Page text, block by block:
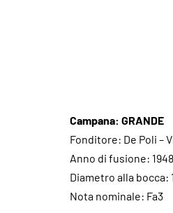
Campana: GRANDE
Fonditore: De Poli –
Anno di fusione: 1948
Diametro alla bocca:
Nota nominale: Fa3